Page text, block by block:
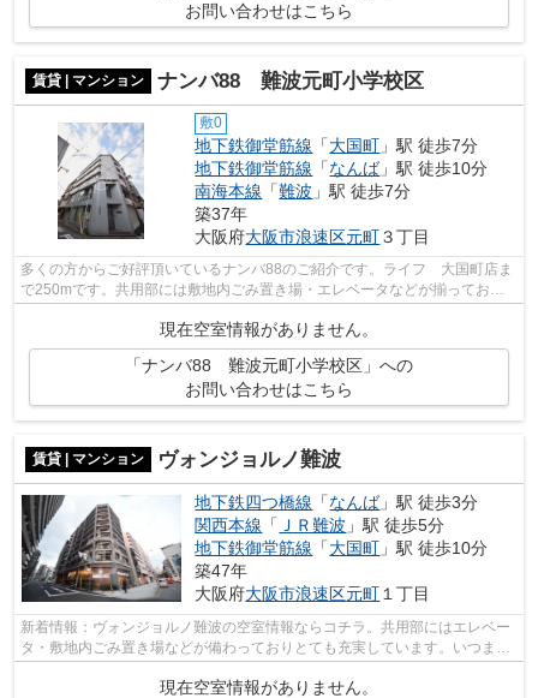
お問い合わせはこちら
賃貸 | マンション ナンバ88 難波元町小学校区
敷0
地下鉄御堂筋線 「大国町 」駅 徒歩7分
地下鉄御堂筋線 「なんば」駅 徒歩10分
南海本線 「難波 」駅 徒歩7分
築37年
大阪府大阪市浪速区元町３丁目
多くの方からご好評頂いているナンバ88のご紹介です。ライフ 大国町店ま
で250mです。共用部には敷地内ごみ置き場・エレベータなどが揃ってお
り、とても充実しています。こちらの物件...
現在空室情報がありません。
「ナンバ88 難波元町小学校区」への
お問い合わせはこちら
賃貸 | マンション ヴォンジョルノ難波
地下鉄四つ橋線 「なんば」駅 徒歩3分
関西本線 「 ＪＲ難波 」駅 徒歩5分
地下鉄御堂筋線 「大国町 」駅 徒歩10分
築47年
大阪府大阪市浪速区元町 １丁目
新着情報：ヴォンジョルノ難波の空室情報ならコチラ。共用部にはエレベー
タ・敷地内ごみ置き場などが備わっておりとても充実しています。いつまで
も綺麗な外観を外観タイル張りで保つ...
現在空室情報がありません。